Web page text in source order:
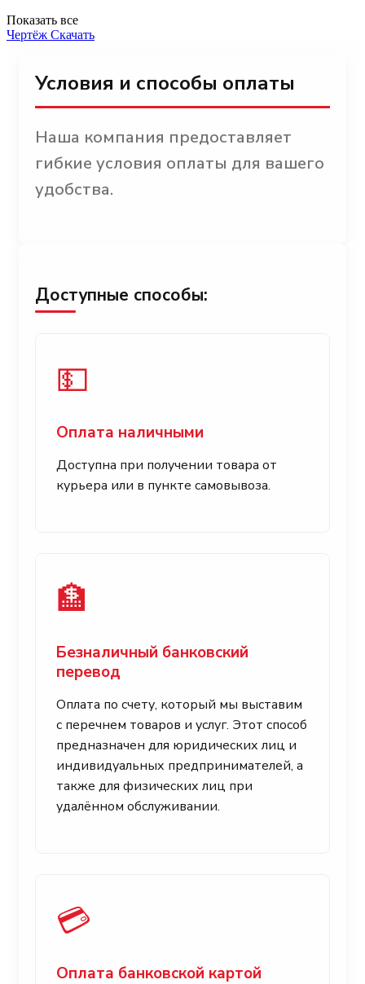
Показать все
Чертёж Скачать
Условия и способы оплаты
Наша компания предоставляет
гибкие условия оплаты для вашего
удобства.
Доступные способы:
💵
Оплата наличными
Доступна при получении товара от
курьера или в пункте самовывоза.
🏦
Безналичный банковский
перевод
Оплата по счету, который мы выставим
с перечнем товаров и услуг. Этот способ
предназначен для юридических лиц и
индивидуальных предпринимателей, а
также для физических лиц при
удалённом обслуживании.
💳
Оплата банковской картой